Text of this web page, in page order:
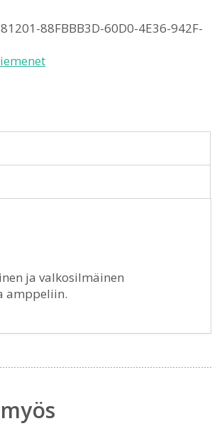
88FBBB3D-60D0-4E36-942F-
ja valkosilmäinen
amppeliin.